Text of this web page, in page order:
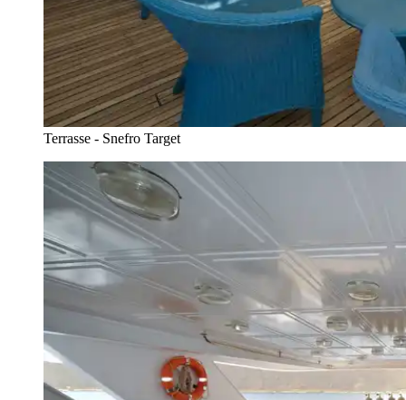
Terrasse - Snefro Target